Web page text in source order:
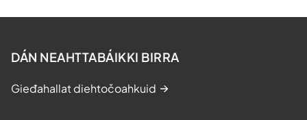
DÁN NEAHTTABÁIKKI BIRRA
Gieđahallat diehtočoahkuid